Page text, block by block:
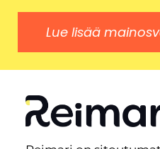
Lue lisää